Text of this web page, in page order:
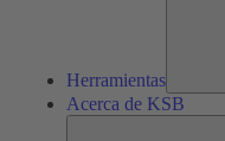
Herramientas
Acerca de KSB